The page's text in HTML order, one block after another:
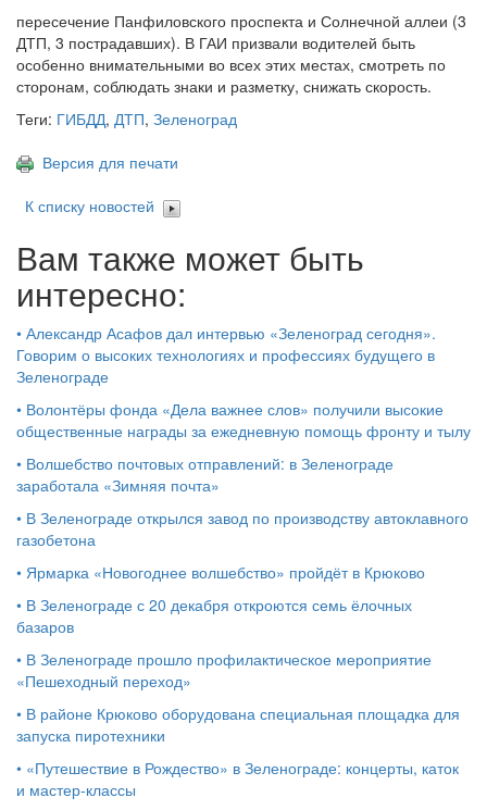
пересечение Панфиловского проспекта и Солнечной аллеи (3
ДТП, 3 пострадавших). В ГАИ призвали водителей быть
особенно внимательными во всех этих местах, смотреть по
сторонам, соблюдать знаки и разметку, снижать скорость.
Теги: ГИБДД, ДТП, Зеленоград
Версия для печати
К списку новостей
Вам также может быть
интересно:
• Александр Асафов дал интервью «Зеленоград сегодня».
Говорим о высоких технологиях и профессиях будущего в
Зеленограде
• Волонтёры фонда «Дела важнее слов» получили высокие
общественные награды за ежедневную помощь фронту и тылу
• Волшебство почтовых отправлений: в Зеленограде
заработала «Зимняя почта»
• В Зеленограде открылся завод по производству автоклавного
газобетона
• Ярмарка «Новогоднее волшебство» пройдёт в Крюково
• В Зеленограде с 20 декабря откроются семь ёлочных
базаров
• В Зеленограде прошло профилактическое мероприятие
«Пешеходный переход»
• В районе Крюково оборудована специальная площадка для
запуска пиротехники
• «Путешествие в Рождество» в Зеленограде: концерты, каток
и мастер‑классы